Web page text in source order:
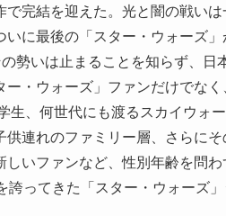
完結を迎えた。光と闇の戦い
に最後の「スター・ウォーズ」
勢いは止まることを知らず、日
・ウォーズ」ファンだけでな
、何世代にも渡るスカイウォ
連れのファミリー層、さらに
いファンなど、性別年齢を問
ってきた「スター・ウォーズ